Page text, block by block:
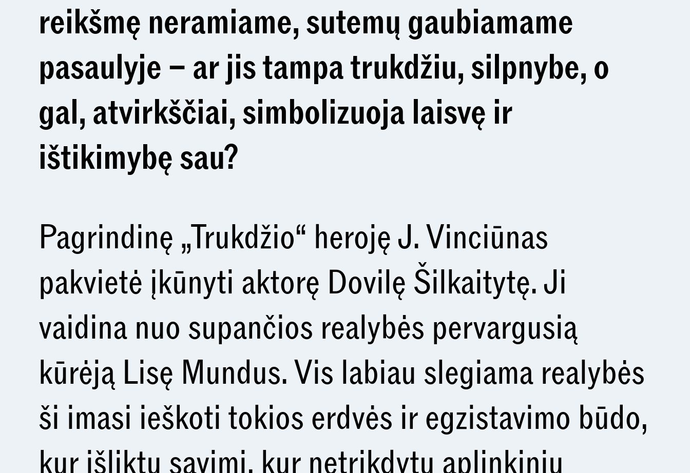
reikšmę neramiame, sutemų gaubiamame
pasaulyje – ar jis tampa trukdžiu, silpnybe, o
gal, atvirkščiai, simbolizuoja laisvę ir
ištikimybę sau?
Pagrindinę „Trukdžio“ heroję J. Vinciūnas
pakvietė įkūnyti aktorę Dovilę Šilkaitytę. Ji
vaidina nuo supančios realybės pervargusią
kūrėją Lisę Mundus. Vis labiau slegiama realybės
ši imasi ieškoti tokios erdvės ir egzistavimo būdo,
kur išliktų savimi, kur netrikdytų aplinkinių